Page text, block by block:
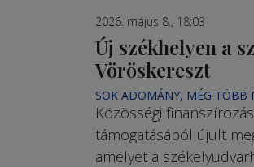
2026. május 8., 18:03
Új székhelyen a
Vöröskereszt
SOK ADOMÁNY, MÉG TÖBB
Közösségi
támogatásából újult
amelyet a